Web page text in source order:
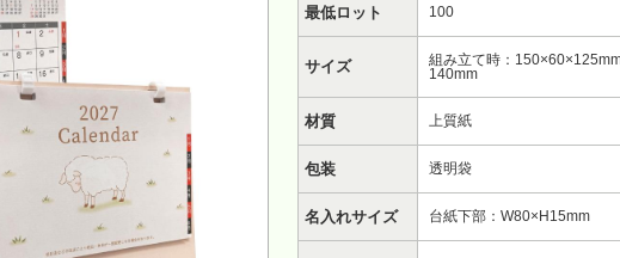
最低ロット 100
サイズ
組み立て時：
140mm
材質 上質紙
包装 透明袋
名入れサイズ 台紙下部：W80×H15mm